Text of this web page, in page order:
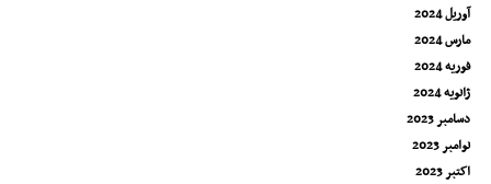
آوریل 2024
مارس 2024
فوریه 2024
ژانویه 2024
دسامبر 2023
نوامبر 2023
اکتبر 2023